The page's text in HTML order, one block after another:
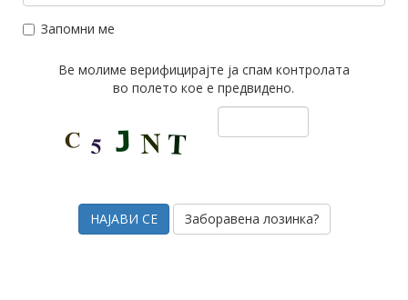
Запомни ме
Ве молиме верифицирајте ја спам контролата
во полето кое е предвидено.
Заборавена лозинка?